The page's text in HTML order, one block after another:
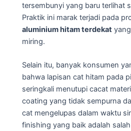
tersembunyi yang baru terlihat
Praktik ini marak terjadi pada
aluminium hitam terdekat
miring.
Selain itu, banyak konsumen
bahwa lapisan cat hitam pada
seringkali menutupi cacat
coating yang tidak sempurna
cat mengelupas dalam waktu
finishing yang baik adalah